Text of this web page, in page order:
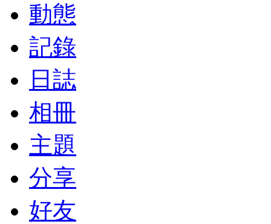
動態
記錄
日誌
相冊
主題
分享
好友